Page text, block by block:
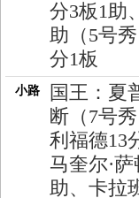
分3板1助
助（5号
分1板
小路
国王：夏
断（7号
利福德13
马奎尔·
助、卡拉